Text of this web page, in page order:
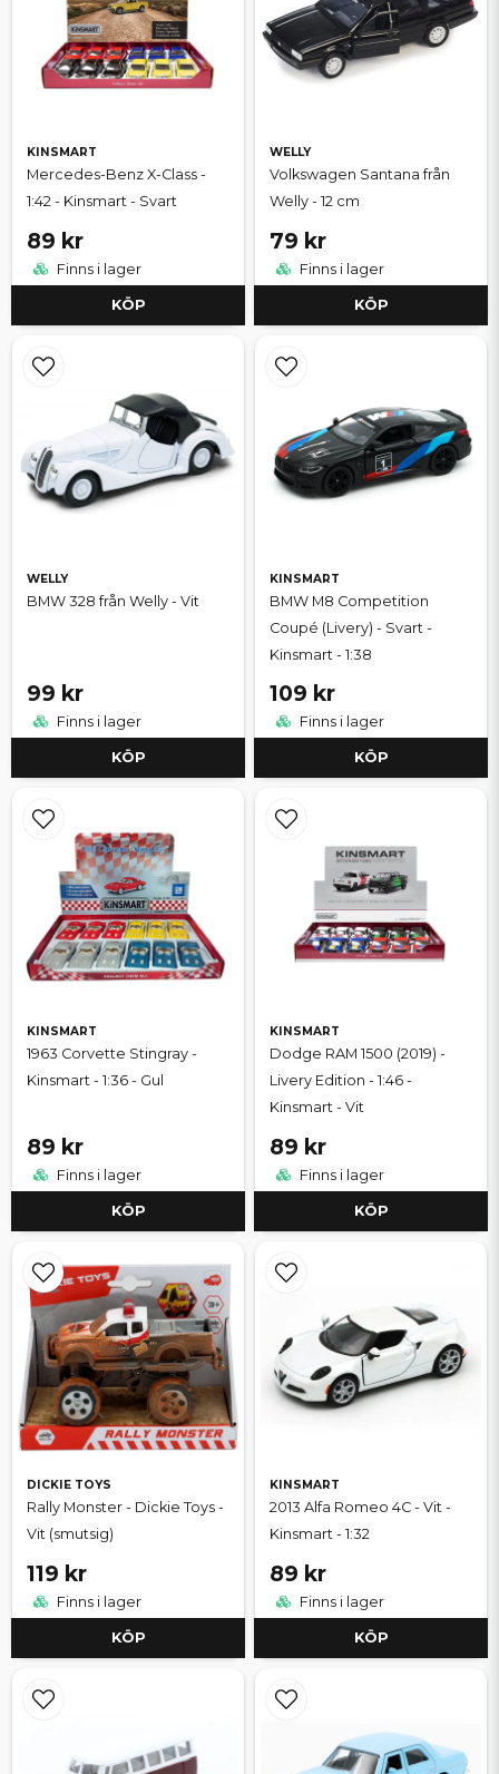
KINSMART
Mercedes-Benz X-Class -
1:42 - Kinsmart - Svart
89 kr
Finns i lager
KÖP
WELLY
Volkswagen Santana från
Welly - 12 cm
79 kr
Finns i lager
KÖP
WELLY
BMW 328 från Welly - Vit
99 kr
Finns i lager
KÖP
KINSMART
BMW M8 Competition
Coupé (Livery) - Svart -
Kinsmart - 1:38
109 kr
Finns i lager
KÖP
KINSMART
1963 Corvette Stingray -
Kinsmart - 1:36 - Gul
89 kr
Finns i lager
KÖP
KINSMART
Dodge RAM 1500 (2019) -
Livery Edition - 1:46 -
Kinsmart - Vit
89 kr
Finns i lager
KÖP
DICKIE TOYS
Rally Monster - Dickie Toys -
Vit (smutsig)
119 kr
Finns i lager
KÖP
KINSMART
2013 Alfa Romeo 4C - Vit -
Kinsmart - 1:32
89 kr
Finns i lager
KÖP